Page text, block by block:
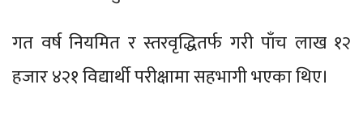
गत वर्ष नियमित र स्तरवृद्धितर्फ गरी पाँच लाख १२
हजार ४२१ विद्यार्थी परीक्षामा सहभागी भएका थिए।